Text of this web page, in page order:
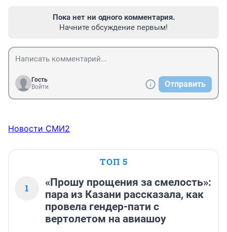
Пока нет ни одного комментария.
Начните обсуждение первым!
Гость
Войти
Отправить
Новости СМИ2
ТОП 5
1
«Прошу прощения за смелость»:
пара из Казани рассказала, как
провела гендер-пати с
вертолетом на авиашоу